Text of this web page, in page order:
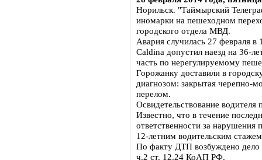
Норильск. "Таймырский
иномарки на пешеходном
городского отдела МВД.
Авария случилась 27 февраля в
Cаldinа допустил наезд на 36-
часть по нерегулируемому
Горожанку доставили в
диагнозом: закрытая черепно-
перелом.
Освидетельствование водителя
Известно, что в течение
ответственности за
12-летним водительским
По факту ДТП возбуждено
ч.2 ст. 12.24 КоАП РФ.